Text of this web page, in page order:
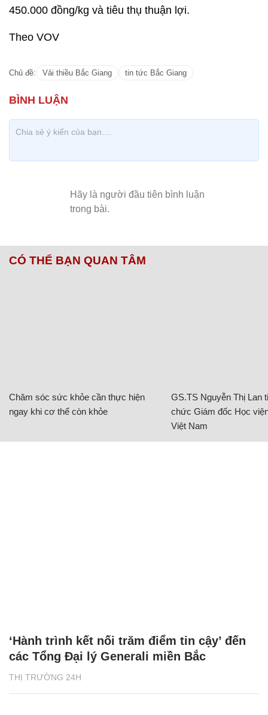
450.000 đồng/kg và tiêu thụ thuận lợi.
Theo VOV
Chủ đề: Vải thiều Bắc Giang tin tức Bắc Giang
CÓ THỂ BẠN QUAN TÂM
Chăm sóc sức khỏe cần thực hiện
ngay khi cơ thể còn khỏe
GS.TS Nguyễn Thị Lan
chức Giám đốc Học
Việt Nam
THỊ TRƯỜNG 24H
‘Hành trình kết nối trăm điểm tin cậy’ đến
các Tổng Đại lý Generali miền Bắc